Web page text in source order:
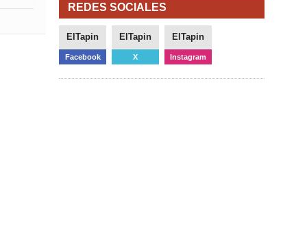
REDES SOCIALES
ElTapin
Facebook
ElTapin
X
ElTapin
Instagram